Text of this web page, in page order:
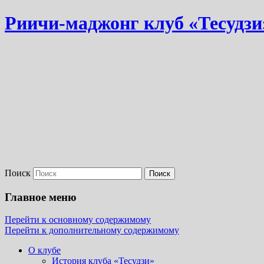
Риичи-маджонг клуб
Поиск
Главное меню
Перейти к основному содержимому
Перейти к дополнительному содержимому
О клубе
История клуба «Тесудзи»